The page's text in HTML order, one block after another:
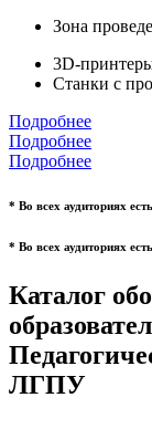
Зона
3D-
Станки с
Подробнее
Подробнее
Подробнее
* Во всех аудиториях
* Во всех аудиториях
Каталог
ЛГПУ